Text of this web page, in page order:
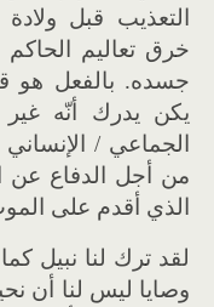
التعذيب قبل
خرق تعاليم
جسده. بالفعل
يكن يدرك أنّه
الجماعي /
من أجل الدفاع
الذي أقدم على
لقد ترك لنا نبيل
وصايا ليس لنا أن